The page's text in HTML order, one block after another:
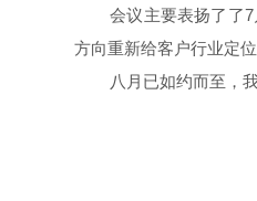
会议主要表扬了了7
方向重新给客户行业定
八 月已如约而至，